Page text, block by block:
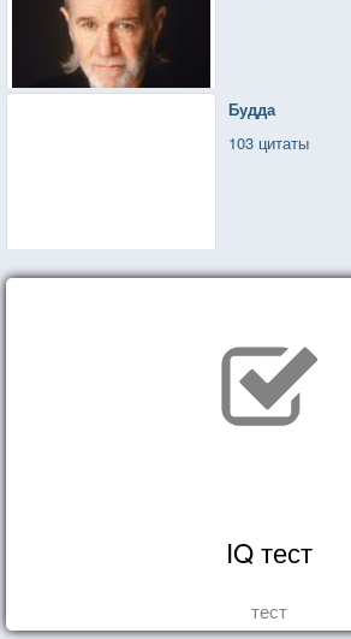
Будда
103 цитаты
IQ тест
тест